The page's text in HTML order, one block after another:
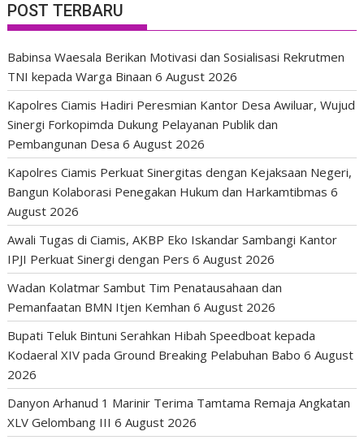
POST TERBARU
Babinsa Waesala Berikan Motivasi dan Sosialisasi Rekrutmen
TNI kepada Warga Binaan 6 August 2026
Kapolres Ciamis Hadiri Peresmian Kantor Desa Awiluar, Wujud
Sinergi Forkopimda Dukung Pelayanan Publik dan
Pembangunan Desa 6 August 2026
Kapolres Ciamis Perkuat Sinergitas dengan Kejaksaan Negeri,
Bangun Kolaborasi Penegakan Hukum dan Harkamtibmas 6
August 2026
Awali Tugas di Ciamis, AKBP Eko Iskandar Sambangi Kantor
IPJI Perkuat Sinergi dengan Pers 6 August 2026
Wadan Kolatmar Sambut Tim Penatausahaan dan
Pemanfaatan BMN Itjen Kemhan 6 August 2026
Bupati Teluk Bintuni Serahkan Hibah Speedboat kepada
Kodaeral XIV pada Ground Breaking Pelabuhan Babo 6 August
2026
Danyon Arhanud 1 Marinir Terima Tamtama Remaja Angkatan
XLV Gelombang III 6 August 2026